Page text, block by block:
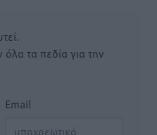
τα πεδία για την
Email